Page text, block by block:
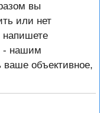
вы
или нет
- нашим
ваше объективное,